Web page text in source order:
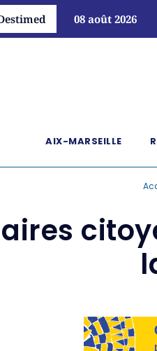
08 août 2026
AIX-MARSEILLE